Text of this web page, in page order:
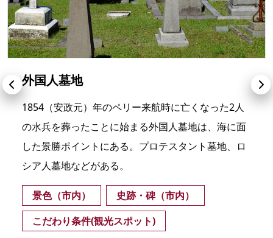
外国人墓地
1854（安政元）年のペリー来航時に亡くなった2人
の水兵を葬ったことに始まる外国人墓地は、海に面
した景勝ポイントにある。プロテスタント墓地、ロ
シア人墓地などがある。
景色（市内）
史跡・碑（市内）
こだわり条件(観光スポット)